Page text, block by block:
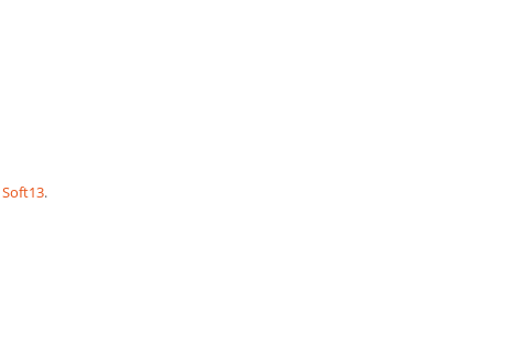
Soft13.